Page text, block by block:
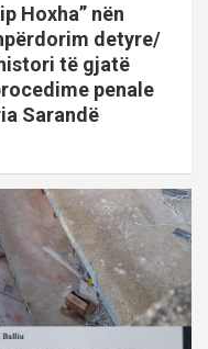
Hoxha” nën
detyre/
të gjatë
penale
Sarandë